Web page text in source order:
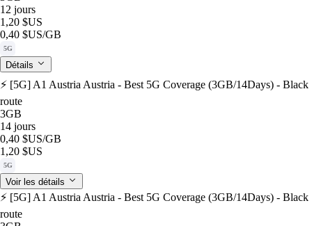
12 jours
1,20 $US
0,40 $US/GB
5G
Détails
⚡️ [5G] A1 Austria Austria - Best 5G Coverage (3GB/14Days) - Black
route
3GB
14 jours
0,40 $US/GB
1,20 $US
5G
Voir les détails
⚡️ [5G] A1 Austria Austria - Best 5G Coverage (3GB/14Days) - Black
route